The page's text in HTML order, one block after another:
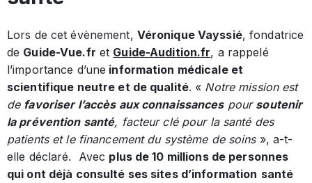
Lors de cet évènement, Véronique Vayssié, fondatrice
de Guide-Vue.fr et Guide-Audition.fr, a rappelé
l’importance d’une information médicale et
scientifique neutre et de qualité. « Notre mission est
de favoriser l’accès aux connaissancespour soutenir
la prévention santé, facteur clé pour la santé des
patients et le financement du système de soins », a-t-
elle déclaré. Avec plus de 10 millions de personnes
qui ont déjà consulté ses sites d’information santé